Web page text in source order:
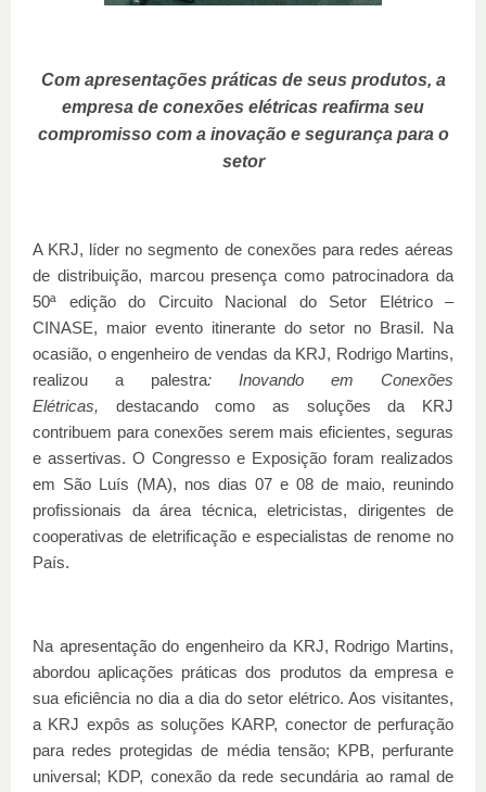
Com apresentações práticas de seus produtos, a
empresa de conexões elétricas reafirma seu
compromisso com a inovação e segurança para o
setor
A KRJ, líder no segmento de conexões para redes aéreas
de distribuição, marcou presença como patrocinadora da
50ª edição do Circuito Nacional do Setor Elétrico –
CINASE, maior evento itinerante do setor no Brasil. Na
ocasião, o engenheiro de vendas da KRJ, Rodrigo Martins,
realizou a palestra: Inovando em Conexões
Elétricas, destacando como as soluções da KRJ
contribuem para conexões serem mais eficientes, seguras
e assertivas. O Congresso e Exposição foram realizados
em São Luís (MA), nos dias 07 e 08 de maio, reunindo
profissionais da área técnica, eletricistas, dirigentes de
cooperativas de eletrificação e especialistas de renome no
País.
Na apresentação do engenheiro da KRJ, Rodrigo Martins,
abordou aplicações práticas dos produtos da empresa e
sua eficiência no dia a dia do setor elétrico. Aos visitantes,
a KRJ expôs as soluções KARP, conector de perfuração
para redes protegidas de média tensão; KPB, perfurante
universal; KDP, conexão da rede secundária ao ramal de